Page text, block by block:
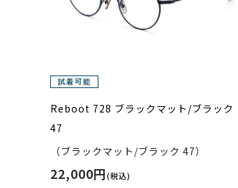
Reboot 728 ブラックマット/ブラック
47
（ブラックマット/ブラック 47）
22,000円(税込)